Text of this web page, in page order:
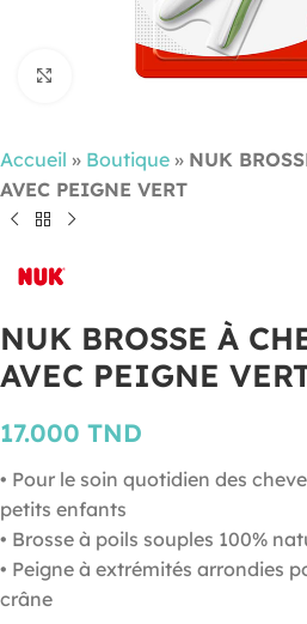
Cliquez pour agrandir
Accueil » Boutique » NUK
AVEC PEIGNE VERT
NUK BROSSE À
AVEC PEIGNE
17.000 TND
• Pour le soin quotidien des
petits enfants
• Brosse à poils souples 100%
• Peigne à extrémités arrondies
crâne